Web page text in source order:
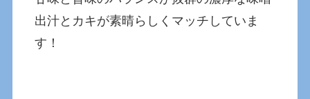
出汁とカキが素晴らしくマッチしていま
す！